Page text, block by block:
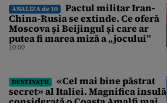
ANALIZA de 10
Pactul militar Iran-
China-Rusia se extinde. Ce oferă
Moscova și Beijingul și care ar
putea fi marea miză a „jocului”
10:00
DESTINAȚII
«Cel mai bine păstrat
secret» al Italiei. Magnifica insulă